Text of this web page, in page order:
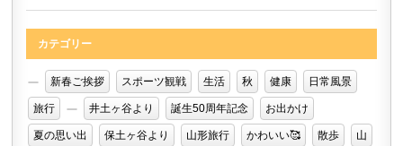
カテゴリー
新春ご挨拶 スポーツ観戦 生活 秋 健康 日常風景
旅行 井土ヶ谷より 誕生50周年記念 お出かけ
夏の思い出 保土ヶ谷より 山形旅行 かわいい🥰 散歩 山